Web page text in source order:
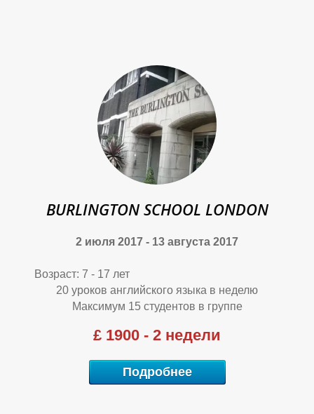
А
А
BURLINGTON SCHOOL LONDON
2 июля 2017 - 13 августа 2017
Возраст: 7 - 17 лет
20 уроков английского языка в неделю
Максимум 15 студентов в группе
£ 1900 - 2 недели
Подробнее
А